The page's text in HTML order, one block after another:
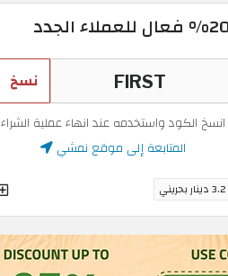
نسخ
انسخ الكود واستخدمه عند انهاء عملية الشراء
المتابعة إلى موقع نمشي
3.2 دينار بحريني